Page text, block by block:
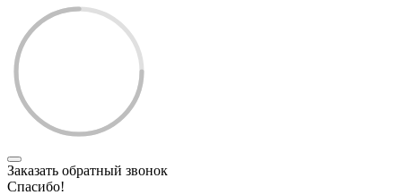
Заказать обратный звонок
Спасибо!